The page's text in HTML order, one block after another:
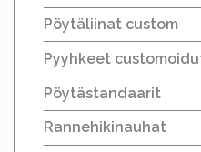
Pöytäliinat custom
Pyyhkeet
Pöytästandaarit
Rannehikinauhat